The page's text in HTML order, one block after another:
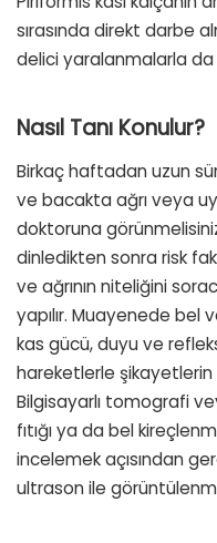
sırasında direkt darbe
delici yaralanmalarla da
Nasıl Tanı Konulur?
Birkaç haftadan uzun
ve bacakta ağrı veya
doktoruna
dinledikten sonra risk
ve ağrının niteliğini
yapılır. Muayenede bel
kas gücü, duyu ve
hareketlerle şikayetlerin
Bilgisayarlı tomografi
fıtığı ya da bel
incelemek açısından
ultrason ile